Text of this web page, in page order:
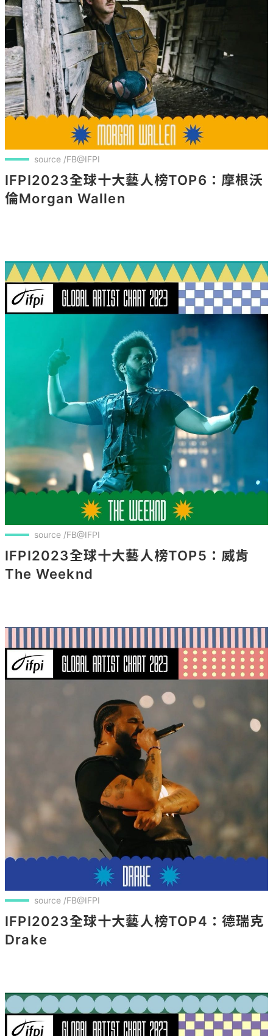
source /FB@IFPI
IFPI2023全球十大藝人榜TOP6：摩根沃
倫Morgan Wallen
source /FB@IFPI
IFPI2023全球十大藝人榜TOP5：威肯
The Weeknd
source /FB@IFPI
IFPI2023全球十大藝人榜TOP4：德瑞克
Drake